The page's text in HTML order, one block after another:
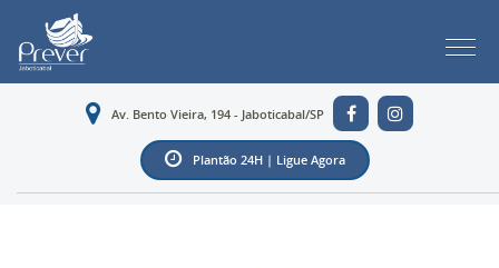
Av. Bento Vieira, 194 - Jaboticabal/SP
Plantão 24H | Ligue Agora